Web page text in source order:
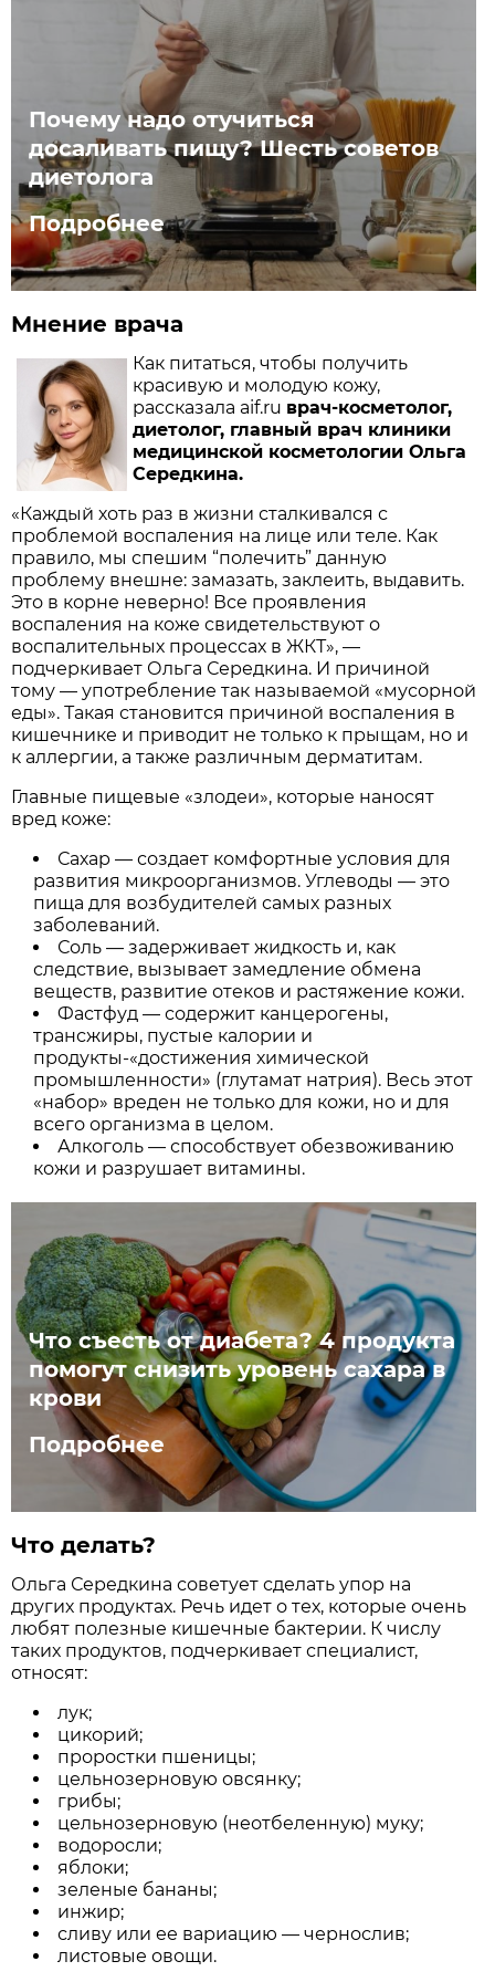
Почему надо отучиться
досаливать пищу? Шесть советов
диетолога
Подробнее
Мнение врача
Как питаться, чтобы получить
красивую и молодую кожу,
рассказала aif.ru врач-косметолог,
диетолог, главный врач клиники
медицинской косметологии Ольга
Середкина.
«Каждый хоть раз в жизни сталкивался с
проблемой воспаления на лице или теле. Как
правило, мы спешим “полечить” данную
проблему внешне: замазать, заклеить, выдавить.
Это в корне неверно! Все проявления
воспаления на коже свидетельствуют о
воспалительных процессах в ЖКТ», —
подчеркивает Ольга Середкина. И причиной
тому — употребление так называемой «мусорной
еды». Такая становится причиной воспаления в
кишечнике и приводит не только к прыщам, но и
к аллергии, а также различным дерматитам.
Главные пищевые «злодеи», которые наносят
вред коже:
Сахар — создает комфортные условия для
развития микроорганизмов. Углеводы — это
пища для возбудителей самых разных
заболеваний.
Соль — задерживает жидкость и, как
следствие, вызывает замедление обмена
веществ, развитие отеков и растяжение кожи.
Фастфуд — содержит канцерогены,
трансжиры, пустые калории и
продукты-«достижения химической
промышленности» (глутамат натрия). Весь этот
«набор» вреден не только для кожи, но и для
всего организма в целом.
Алкоголь — способствует обезвоживанию
кожи и разрушает витамины.
Что съесть от диабета? 4 продукта
помогут снизить уровень сахара в
крови
Подробнее
Что делать?
Ольга Середкина советует сделать упор на
других продуктах. Речь идет о тех, которые очень
любят полезные кишечные бактерии. К числу
таких продуктов, подчеркивает специалист,
относят:
лук;
цикорий;
проростки пшеницы;
цельнозерновую овсянку;
грибы;
цельнозерновую (неотбеленную) муку;
водоросли;
яблоки;
зеленые бананы;
инжир;
сливу или ее вариацию — чернослив;
листовые овощи.